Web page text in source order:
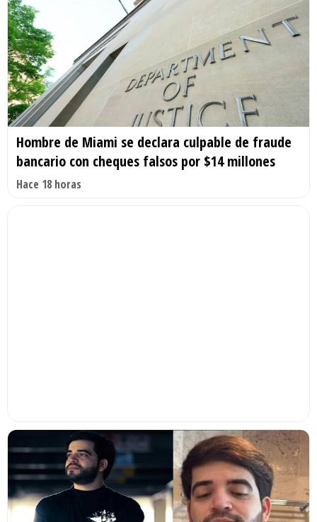
Hombre de Miami se declara culpable de fraude
bancario con cheques falsos por $14 millones
Hace 18 horas